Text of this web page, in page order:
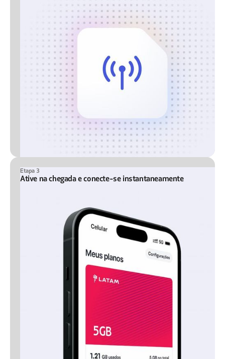
Etapa 3
Ative na chegada e conecte-se instantaneamente